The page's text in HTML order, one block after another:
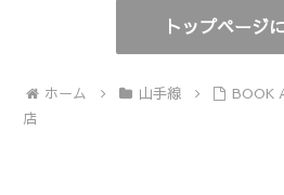
トップページ
ホーム 山手線
BOOK
店